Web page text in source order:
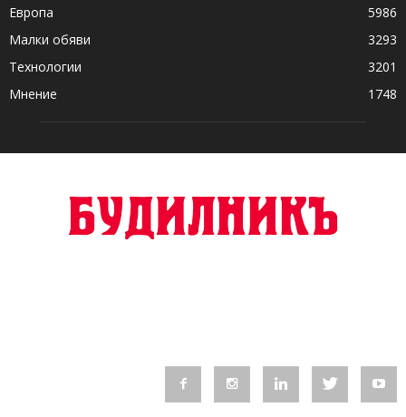
Европа
5986
Малки обяви
3293
Технологии
3201
Мнение
1748